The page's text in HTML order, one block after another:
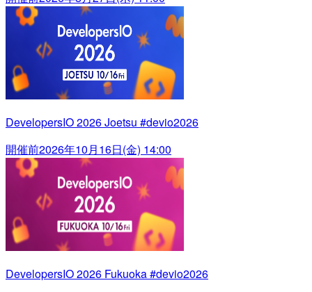
DevelopersIO 2026 Joetsu #devio2026
開催前2026年10月16日(金) 14:00
DevelopersIO 2026 Fukuoka #devio2026